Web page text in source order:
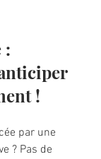
:
!
par une
? Pas de